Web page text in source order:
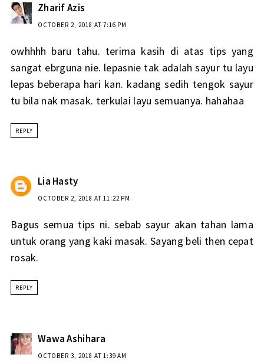
Zharif Azis
OCTOBER 2, 2018 AT 7:16 PM
owhhhh baru tahu. terima kasih di atas tips yang
sangat ebrguna nie. lepasnie tak adalah sayur tu layu
lepas beberapa hari kan. kadang sedih tengok sayur
tu bila nak masak. terkulai layu semuanya. hahahaa
REPLY
Lia Hasty
OCTOBER 2, 2018 AT 11:22 PM
Bagus semua tips ni. sebab sayur akan tahan lama
untuk orang yang kaki masak. Sayang beli then cepat
rosak.
REPLY
Wawa Ashihara
OCTOBER 3, 2018 AT 1:39 AM